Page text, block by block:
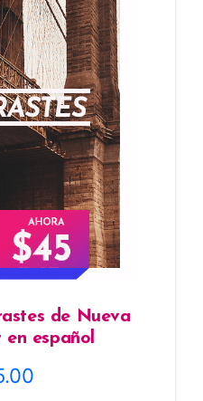
de Nueva
en español